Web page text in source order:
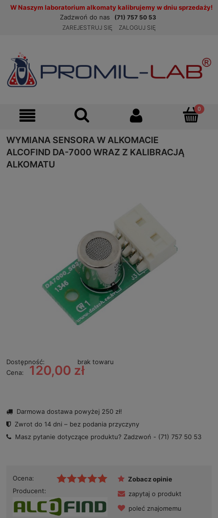
W Naszym laboratorium alkomaty kalibrujemy w dniu sprzedaży!
Zadzwoń do nas
(71) 757 50 53
ZAREJESTRUJ SIĘ
ZALOGUJ SIĘ
WYMIANA SENSORA W ALKOMACIE
ALCOFIND DA-7000 WRAZ Z KALIBRACJĄ
ALKOMATU
Dostępność:
brak towaru
Cena:
120,00 zł
Darmowa dostawa powyżej 250 zł!
Zwrot do 14 dni – bez podania przyczyny
Masz pytanie dotyczące produktu? Zadzwoń - (71) 757 50 53
Ocena:
Producent:
Zobacz opinie
zapytaj o produkt
poleć znajomemu